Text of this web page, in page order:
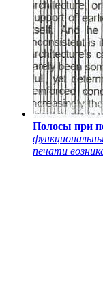
Полосы при
печати